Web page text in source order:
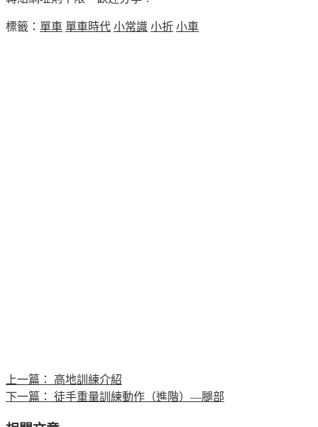
標籤： 單車 單車時代 小常識 小折 小車
上一篇：
高地訓練介紹
下一篇：
徒手重量訓練動作（進階）—腿部